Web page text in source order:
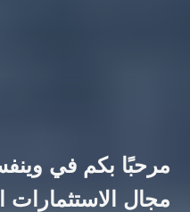
مرحبًا بكم في
مجال الاستثمارات